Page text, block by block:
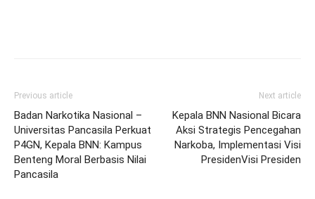
Previous article
Badan Narkotika Nasional –
Universitas Pancasila Perkuat
P4GN, Kepala BNN: Kampus
Benteng Moral Berbasis Nilai
Pancasila
Next article
Kepala BNN Nasional Bicara
Aksi Strategis Pencegahan
Narkoba, Implementasi Visi
PresidenVisi Presiden